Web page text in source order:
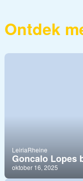
Ontdek
LeiriaRheine
Goncalo Lopes
oktober 16, 2025